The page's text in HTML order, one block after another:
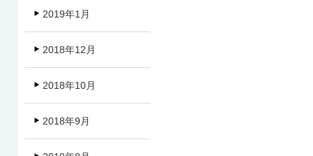
2019年1月
2018年12月
2018年10月
2018年9月